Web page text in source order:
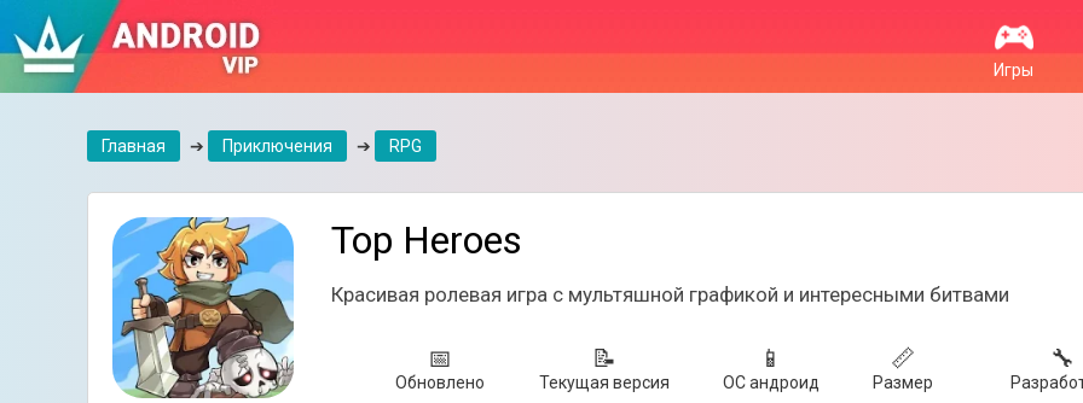
Игры
Главная ➔ Приключения ➔ RPG
Top Heroes
Красивая ролевая игра с мультяшной графикой и интересными битвами
📅
Обновлено
📝
Текущая версия
📱
ОС андроид
📏
Размер
🔧